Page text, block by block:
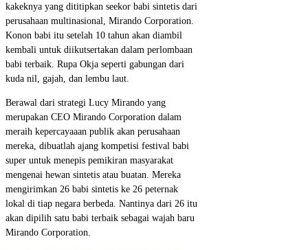
kakeknya yang dititipkan seekor babi sintetis dari
perusahaan multinasional, Mirando Corporation.
Konon babi itu setelah 10 tahun akan diambil
kembali untuk diikutsertakan dalam perlombaan
babi terbaik. Rupa Okja seperti gabungan dari
kuda nil, gajah, dan lembu laut.
Berawal dari strategi Lucy Mirando yang
merupakan CEO Mirando Corporation dalam
meraih kepercayaaan publik akan perusahaan
mereka, dibuatlah ajang kompetisi festival babi
super untuk menepis pemikiran masyarakat
mengenai hewan sintetis atau buatan. Mereka
mengirimkan 26 babi sintetis ke 26 peternak
lokal di tiap negara berbeda. Nantinya dari 26 itu
akan dipilih satu babi terbaik sebagai wajah baru
Mirando Corporation.